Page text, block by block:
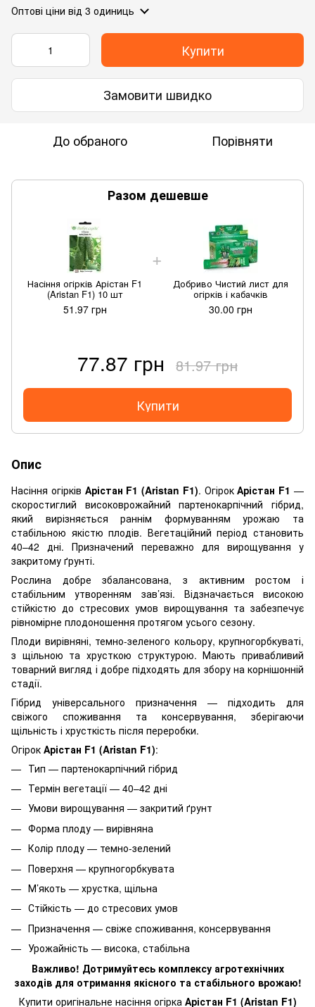
Оптові ціни від 3 одиниць
Купити
Замовити швидко
До обраного Порівняти
Разом дешевше
Насіння огірків Арістан F1
(Aristan F1) 10 шт
51.97 грн
Добриво Чистий лист для
огірків і кабачків
30.00 грн
77.87 грн 81.97 грн
Купити
Опис
Насіння огірків Арістан F1 (Aristan F1). ОгірокАрістан F1 —
скоростиглий високоврожайний партенокарпічний гібрид,
який вирізняється раннім формуванням урожаю та
стабільною якістю плодів. Вегетаційний період становить
40–42 дні. Призначений переважно для вирощування у
закритому ґрунті.
Рослина добре збалансована, з активним ростом і
стабільним утворенням зав’язі. Відзначається високою
стійкістю до стресових умов вирощування та забезпечує
рівномірне плодоношення протягом усього сезону.
Плоди вирівняні, темно-зеленого кольору, крупногорбкуваті,
з щільною та хрусткою структурою. Мають привабливий
товарний вигляд і добре підходять для збору на корнішонній
стадії.
Гібрид універсального призначення — підходить для
свіжого споживання та консервування, зберігаючи
щільність і хрусткість після переробки.
Огірок Арістан F1 (Aristan F1):
Тип — партенокарпічний гібрид
Термін вегетації — 40–42 дні
Умови вирощування — закритий ґрунт
Форма плоду — вирівняна
Колір плоду — темно-зелений
Поверхня — крупногорбкувата
М’якоть — хрустка, щільна
Стійкість — до стресових умов
Призначення — свіже споживання, консервування
Урожайність — висока, стабільна
Важливо! Дотримуйтесь комплексу агротехнічних
заходів для отримання якісного та стабільного врожаю!
Купити оригінальне насіння огірка Арістан F1 (Aristan F1)